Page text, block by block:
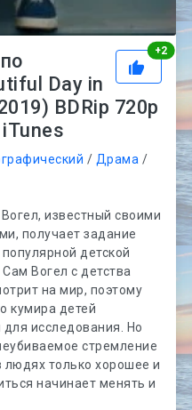
+2
Day in
BDRip 720p
iTunes
/ Драма /
известный своими
получает задание
детской
Вогел с детства
на мир, поэтому
кумира детей
исследования. Но
стремление
только хорошее и
начинает менять и